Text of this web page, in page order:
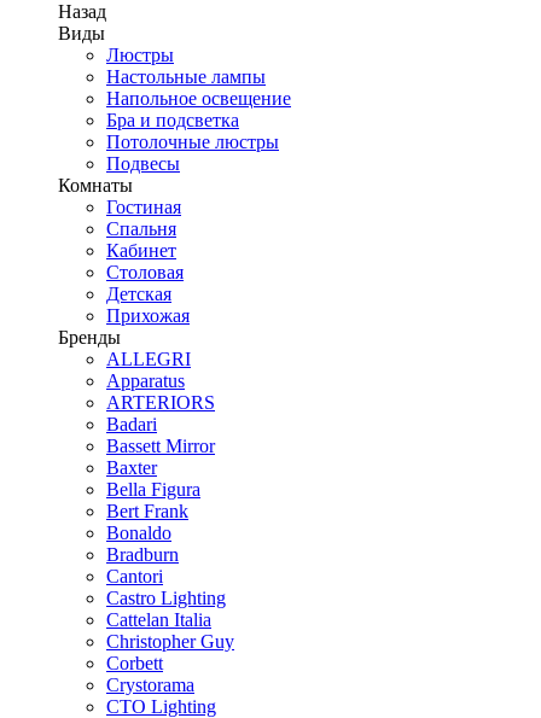
Назад
Виды
Люстры
Настольные лампы
Напольное освещение
Бра и подсветка
Потолочные люстры
Подвесы
Комнаты
Гостиная
Спальня
Кабинет
Столовая
Детская
Прихожая
Бренды
ALLEGRI
Apparatus
ARTERIORS
Badari
Bassett Mirror
Baxter
Bella Figura
Bert Frank
Bonaldo
Bradburn
Cantori
Castro Lighting
Cattelan Italia
Christopher Guy
Corbett
Crystorama
CTO Lighting